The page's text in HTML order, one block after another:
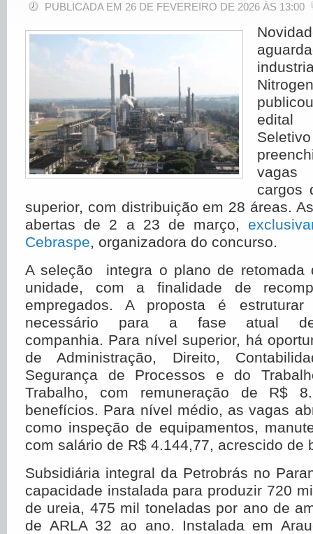
PUBLICADA EM 26 DE FEVEREIRO DE 2026 ÀS 13:00
cargos
superior, com distribuição em 28 áreas.
abertas de 2 a 23 de março,
Cebraspe, organizadora do concurso.
A seleção integra o plano de retomada
unidade, com a finalidade de
empregados. A proposta é
necessário para a fase atual
companhia. Para nível superior, há
de Administração, Direito,
Segurança de Processos e do
Trabalho, com remuneração de R$
benefícios. Para nível médio, as vagas
como inspeção de equipamentos,
com salário de R$ 4.144,77, acrescido de
Subsidiária integral da Petrobrás no
capacidade instalada para produzir 720
de ureia, 475 mil toneladas por ano de
de ARLA 32 ao ano. Instalada em